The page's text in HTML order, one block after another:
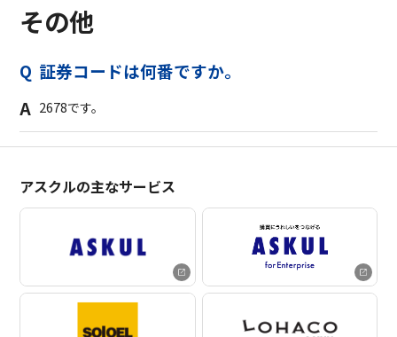
その他
証券コードは何番ですか。
2678です。
アスクルの主なサービス